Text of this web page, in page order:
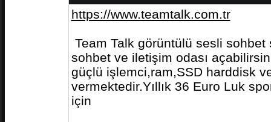
https://www.teamtalk.com.tr
Team Talk görüntülü sesli
sohbet ve iletişim odası
güçlü işlemci,ram,SSD harddisk
vermektedir.Yıllık 36 Euro Luk
için